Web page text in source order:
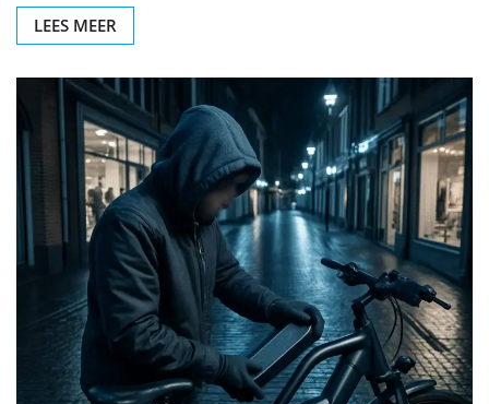
LEES MEER